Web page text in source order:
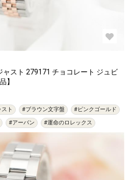
ャスト 279171 チョコレート ジュビ
】
ト #ブラウン文字盤
#ピンクゴールド
#アーバン #運命のロレックス